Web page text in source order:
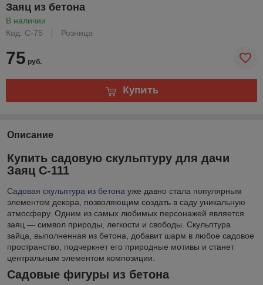
Заяц из бетона
В наличии
Код: С-75
Розница
75 руб.
Купить
Описание
Купить садовую скульптуру для дачи
Заяц С-111
Садовая скульптура из бетона уже давно стала популярным
элементом декора, позволяющим создать в саду уникальную
атмосферу. Одним из самых любимых персонажей является
заяц — символ природы, легкости и свободы. Скульптура
зайца, выполненная из бетона, добавит шарм в любое садовое
пространство, подчеркнет его природные мотивы и станет
центральным элементом композиции.
Садовые фигуры из бетона